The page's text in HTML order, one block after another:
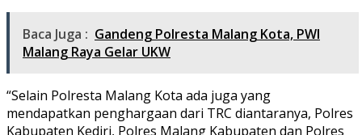
Baca Juga : Gandeng Polresta Malang Kota, PWI
Malang Raya Gelar UKW
“Selain Polresta Malang Kota ada juga yang
mendapatkan penghargaan dari TRC diantaranya, Polres
Kabupaten Kediri, Polres Malang Kabupaten dan Polres